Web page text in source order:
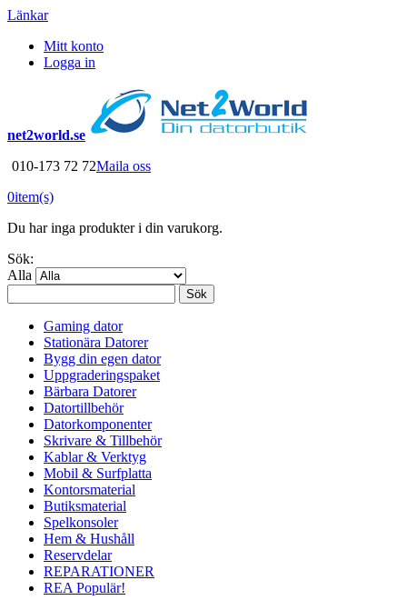
Länkar
Mitt konto
Logga in
net2world.se
010-173 72 72Maila oss
0item(s)
Du har inga produkter i din varukorg.
Sök:
Alla
Sök
Gaming dator
Stationära Datorer
Bygg din egen dator
Uppgraderingspaket
Bärbara Datorer
Datortillbehör
Datorkomponenter
Skrivare & Tillbehör
Kablar & Verktyg
Mobil & Surfplatta
Kontorsmaterial
Butiksmaterial
Spelkonsoler
Hem & Hushåll
Reservdelar
REPARATIONER
REA Populär!